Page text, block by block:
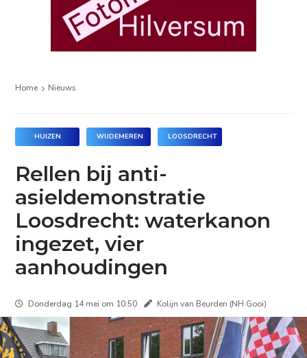
Home Nieuws
HUIZEN WIJDEMEREN LOOSDRECHT
Rellen bij anti-
asieldemonstratie
Loosdrecht: waterkanon
ingezet, vier
aanhoudingen
Donderdag 14 mei om 10:50 Kolijn van Beurden (NH Gooi)